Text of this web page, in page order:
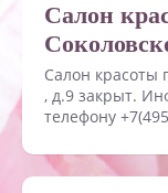
Салон
Салон красоты
, д.9 закрыт.
телефону